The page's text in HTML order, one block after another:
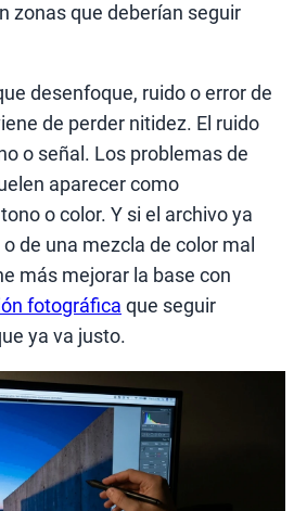
zonas que deberían seguir
desenfoque, ruido o error de
de perder nitidez. El ruido
o señal. Los problemas de
aparecer como
o color. Y si el archivo ya
de una mezcla de color mal
más mejorar la base con
fotográfica que seguir
ya va justo.